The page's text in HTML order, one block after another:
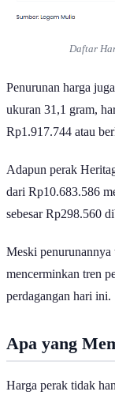
Daftar
Penurunan harga
ukuran 31,1 gram,
Rp1.917.744 atau
Adapun perak
dari Rp10.683.586
sebesar Rp298.560
Meski penurunannya
mencerminkan tren
perdagangan hari ini.
Apa yang
Harga perak tidak